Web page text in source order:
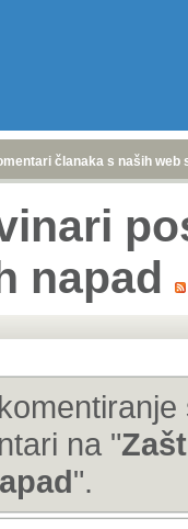
članaka s naših web
napad
na "
".